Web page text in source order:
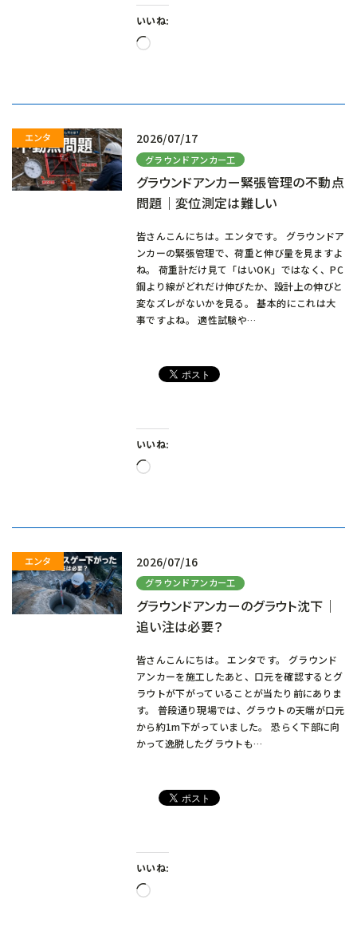
いいね:
読
2026/07/17
グラウンドアンカー工
グラウンドアンカー緊張管理の不動点
問題｜変位測定は難しい
皆さんこんにちは。エンタです。 グラウンドア
ンカーの緊張管理で、荷重と伸び量を見ますよ
ね。 荷重計だけ見て「はいOK」ではなく、PC
鋼より線がどれだけ伸びたか、設計上の伸びと
変なズレがないかを見る。 基本的にこれは大
事ですよね。 適性試験や…
いいね:
読
2026/07/16
グラウンドアンカー工
グラウンドアンカーのグラウト沈下｜
追い注は必要？
皆さんこんにちは。 エンタです。 グラウンド
アンカーを施工したあと、口元を確認するとグ
ラウトが下がっていることが当たり前にありま
す。 普段通り現場では、グラウトの天端が口元
から約1m下がっていました。 恐らく下部に向
かって逸脱したグラウトも…
いいね:
読